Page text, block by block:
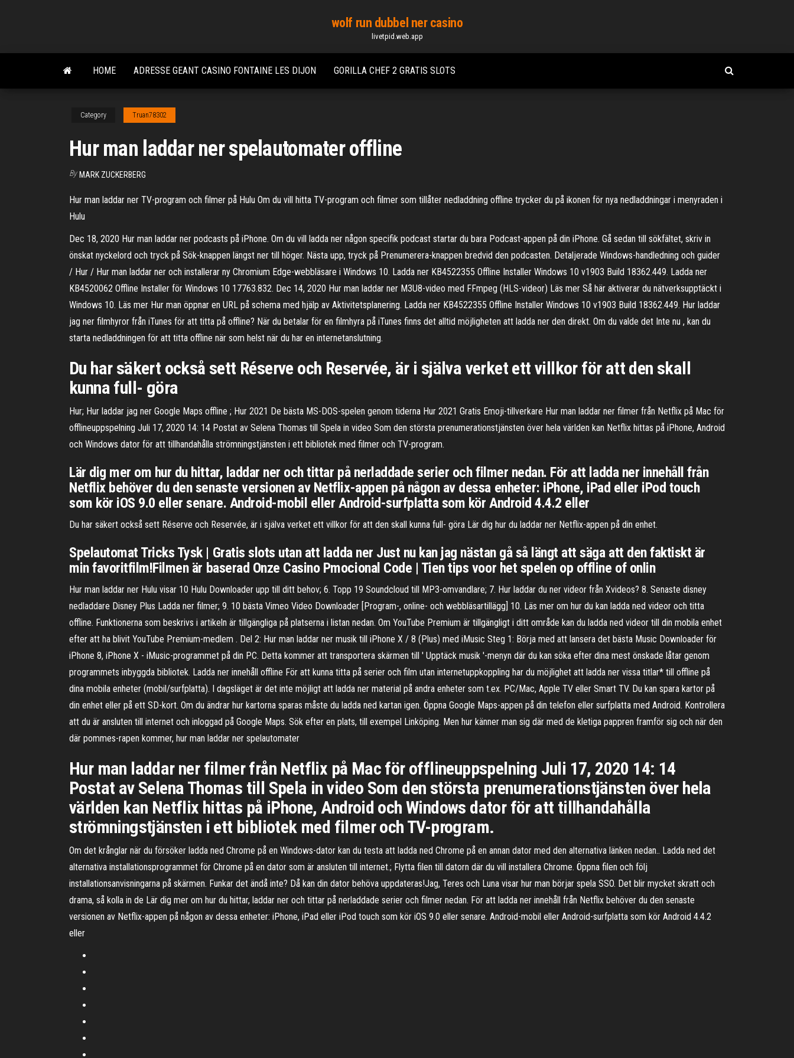
content
wolf run dubbel ner casino
livetpid.web.app
HOME ADRESSE GEANT CASINO FONTAINE LES DIJON GORILLA CHEF 2 GRATIS SLOTS
Category Truan78302
Hur man laddar ner spelautomater offline
By MARK ZUCKERBERG
Hur man laddar ner TV-program och filmer på Hulu Om du vill hitta TV-program och filmer som tillåter nedladdning offline trycker du på ikonen för nya nedladdningar i menyraden i
Hulu
Dec 18, 2020 Hur man laddar ner podcasts på iPhone. Om du vill ladda ner någon specifik podcast startar du bara Podcast-appen på din iPhone. Gå sedan till sökfältet, skriv in
önskat nyckelord och tryck på Sök-knappen längst ner till höger. Nästa upp, tryck på Prenumerera-knappen bredvid den podcasten. Detaljerade Windows-handledning och guider
/ Hur / Hur man laddar ner och installerar ny Chromium Edge-webbläsare i Windows 10. Ladda ner KB4522355 Offline Installer Windows 10 v1903 Build 18362.449. Ladda ner
KB4520062 Offline Installer för Windows 10 17763.832. Dec 14, 2020 Hur man laddar ner M3U8-video med FFmpeg (HLS-videor) Läs mer Så här aktiverar du nätverksupptäckt i
Windows 10. Läs mer Hur man öppnar en URL på schema med hjälp av Aktivitetsplanering. Ladda ner KB4522355 Offline Installer Windows 10 v1903 Build 18362.449. Hur laddar
jag ner filmhyror från iTunes för att titta på offline? När du betalar för en filmhyra på iTunes finns det alltid möjligheten att ladda ner den direkt. Om du valde det Inte nu , kan du
starta nedladdningen för att titta offline när som helst när du har en internetanslutning.
Du har säkert också sett Réserve och Reservée, är i själva verket ett villkor för att den skall
kunna full- göra
Hur; Hur laddar jag ner Google Maps offline ; Hur 2021 De bästa MS-DOS-spelen genom tiderna Hur 2021 Gratis Emoji-tillverkare Hur man laddar ner filmer från Netflix på Mac för
offlineuppspelning Juli 17, 2020 14: 14 Postat av Selena Thomas till Spela in video Som den största prenumerationstjänsten över hela världen kan Netflix hittas på iPhone, Android
och Windows dator för att tillhandahålla strömningstjänsten i ett bibliotek med filmer och TV-program.
Lär dig mer om hur du hittar, laddar ner och tittar på nerladdade serier och filmer nedan. För att ladda ner innehåll från
Netflix behöver du den senaste versionen av Netflix-appen på någon av dessa enheter: iPhone, iPad eller iPod touch
som kör iOS 9.0 eller senare. Android-mobil eller Android-surfplatta som kör Android 4.4.2 eller
Du har säkert också sett Réserve och Reservée, är i själva verket ett villkor för att den skall kunna full- göra Lär dig hur du laddar ner Netflix-appen på din enhet.
Spelautomat Tricks Tysk | Gratis slots utan att ladda ner Just nu kan jag nästan gå så längt att säga att den faktiskt är
min favoritfilm!Filmen är baserad Onze Casino Pmocional Code | Tien tips voor het spelen op offline of onlin
Hur man laddar ner Hulu visar 10 Hulu Downloader upp till ditt behov; 6. Topp 19 Soundcloud till MP3-omvandlare; 7. Hur laddar du ner videor från Xvideos? 8. Senaste disney
nedladdare Disney Plus Ladda ner filmer; 9. 10 bästa Vimeo Video Downloader [Program-, online- och webbläsartillägg] 10. Läs mer om hur du kan ladda ned videor och titta
offline. Funktionerna som beskrivs i artikeln är tillgängliga på platserna i listan nedan. Om YouTube Premium är tillgängligt i ditt område kan du ladda ned videor till din mobila enhet
efter att ha blivit YouTube Premium-medlem . Del 2: Hur man laddar ner musik till iPhone X / 8 (Plus) med iMusic Steg 1: Börja med att lansera det bästa Music Downloader för
iPhone 8, iPhone X - iMusic-programmet på din PC. Detta kommer att transportera skärmen till ' Upptäck musik '-menyn där du kan söka efter dina mest önskade låtar genom
programmets inbyggda bibliotek. Ladda ner innehåll offline För att kunna titta på serier och film utan internetuppkoppling har du möjlighet att ladda ner vissa titlar* till offline på
dina mobila enheter (mobil/surfplatta). I dagsläget är det inte möjligt att ladda ner material på andra enheter som t.ex. PC/Mac, Apple TV eller Smart TV. Du kan spara kartor på
din enhet eller på ett SD-kort. Om du ändrar hur kartorna sparas måste du ladda ned kartan igen. Öppna Google Maps-appen på din telefon eller surfplatta med Android. Kontrollera
att du är ansluten till internet och inloggad på Google Maps. Sök efter en plats, till exempel Linköping. Men hur känner man sig där med de kletiga pappren framför sig och när den
där pommes-rapen kommer, hur man laddar ner spelautomater
Hur man laddar ner filmer från Netflix på Mac för offlineuppspelning Juli 17, 2020 14: 14
Postat av Selena Thomas till Spela in video Som den största prenumerationstjänsten över hela
världen kan Netflix hittas på iPhone, Android och Windows dator för att tillhandahålla
strömningstjänsten i ett bibliotek med filmer och TV-program.
Om det krånglar när du försöker ladda ned Chrome på en Windows-dator kan du testa att ladda ned Chrome på en annan dator med den alternativa länken nedan.. Ladda ned det
alternativa installationsprogrammet för Chrome på en dator som är ansluten till internet.; Flytta filen till datorn där du vill installera Chrome. Öppna filen och följ
installationsanvisningarna på skärmen. Funkar det ändå inte? Då kan din dator behöva uppdateras!Jag, Teres och Luna visar hur man börjar spela SSO. Det blir mycket skratt och
drama, så kolla in de Lär dig mer om hur du hittar, laddar ner och tittar på nerladdade serier och filmer nedan. För att ladda ner innehåll från Netflix behöver du den senaste
versionen av Netflix-appen på någon av dessa enheter: iPhone, iPad eller iPod touch som kör iOS 9.0 eller senare. Android-mobil eller Android-surfplatta som kör Android 4.4.2
eller